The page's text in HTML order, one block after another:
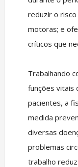
reduzir o
motoras; e
críticos que
Trabalhando
funções vitais
pacientes, a
medida
diversas
problemas
trabalho